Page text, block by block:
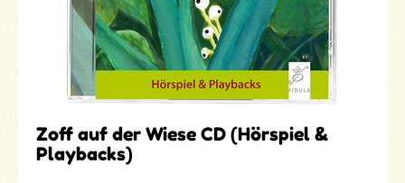
Zoff auf der Wiese CD (Hörspiel &
Playbacks)